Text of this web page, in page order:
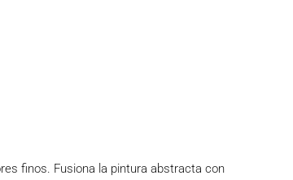
finos. Fusiona la pintura abstracta con